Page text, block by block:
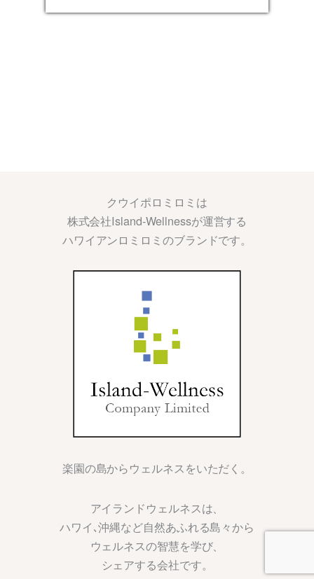
クウイポロミロミは
株式会社Island-Wellnessが運営する
ハワイアンロミロミのブランドです。
楽園の島からウェルネスをいただく。
アイランドウェルネスは、
ハワイ､沖縄など自然あふれる島々から
ウェルネスの智慧を学び、
シェアする会社です。